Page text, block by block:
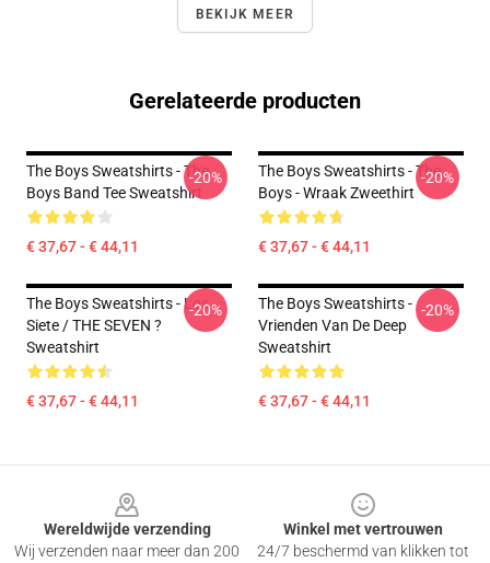
BEKIJK MEER
Gerelateerde producten
The Boys Sweatshirts - The
Boys Band Tee Sweatshirt
€ 37,67 - € 44,11
-20%
The Boys Sweatshirts - The
Boys - Wraak Zweethirt
€ 37,67 - € 44,11
-20%
The Boys Sweatshirts - Los
Siete / THE SEVEN ?
Sweatshirt
€ 37,67 - € 44,11
-20%
The Boys Sweatshirts -
Vrienden Van De Deep
Sweatshirt
€ 37,67 - € 44,11
-20%
Wereldwijde verzending
Wij verzenden naar meer dan 200
Winkel met vertrouwen
24/7 beschermd van klikken tot